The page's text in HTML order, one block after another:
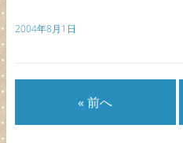
2004年8月1日
« 前へ